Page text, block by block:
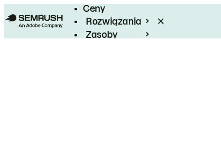
Ceny
Rozwiązania
Zasoby